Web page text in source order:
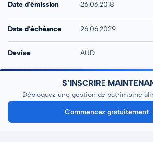
Date d'émission 26.06.2018
Date d'échéance 26.06.2029
Devise AUD
S’INSCRIRE
Débloquez une gestion de patrimoine
Commencez gratuitement